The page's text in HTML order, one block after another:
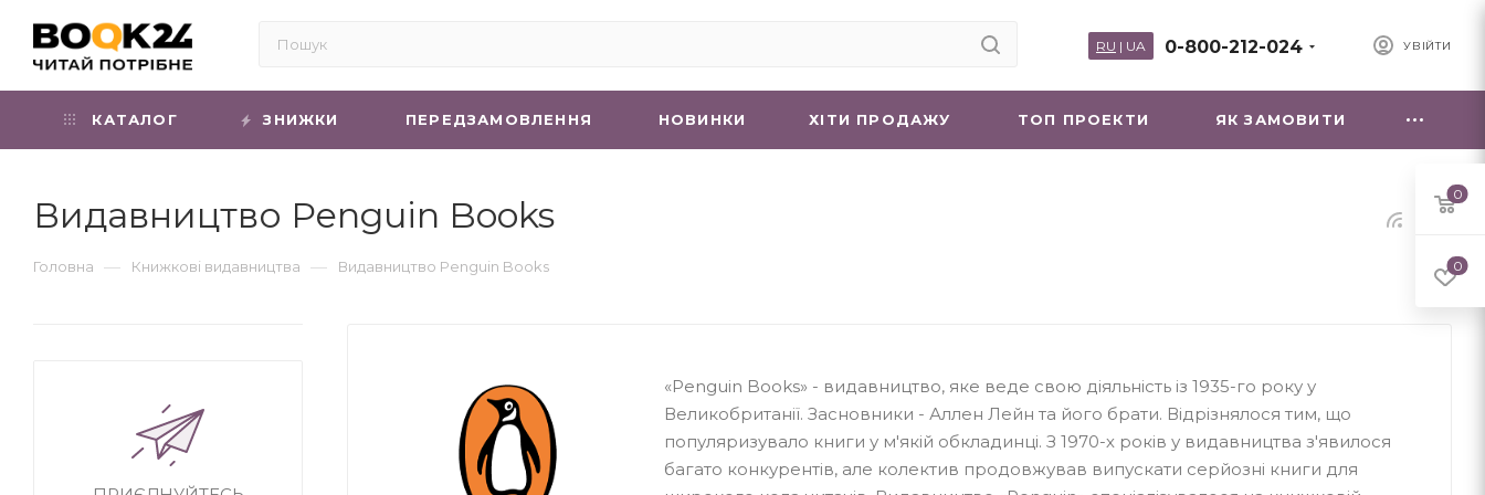
УВІЙТИ
0-800-212-024
RU | UA
КАТАЛОГ ЗНИЖКИ ПЕРЕДЗАМОВЛЕННЯ НОВИНКИ ХIТИ ПРОДАЖУ ТОП ПРОЕКТИ ЯК ЗАМОВИТИ
Видавництво Penguin Books
Головна — Книжкові видавництва — Видавництво Penguin Books
«Penguin Books» - видавництво, яке веде свою діяльність із 1935-го року у
Великобританії. Засновники - Аллен Лейн та його брати. Відрізнялося тим, що
популяризувало книги у м'якій обкладинці. З 1970-х років у видавництва з'явилося
багато конкурентів, але колектив продовжував випускати серйозні книги для
0
0